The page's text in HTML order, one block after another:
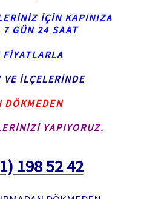
İÇIN KAPINIZA
7 GÜN 24 SAAT
FIYATLARLA
VE İLÇELERINDE
DÖKMEDEN
YAPIYORUZ.
198 52 42